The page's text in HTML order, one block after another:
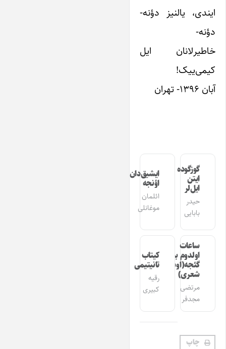
ایندی، یالنیز دؤنه-
دؤنه-
خاطیرلانان ایل
کیمی‌ییک!
آبان ۱۳۹۶- تهران
گوزگوده
ایتن
ایل‌لر
حیدر
بابایی
ایشیق‌دان
اؤنجه
ائلمان
موغانلی
ساعات
اولدوم بیر
گئجه(اوشاق
شعری)
مرتضی
مجدفر
کیتاب
تانیتیمی
رقیه
کبیری
چاپ